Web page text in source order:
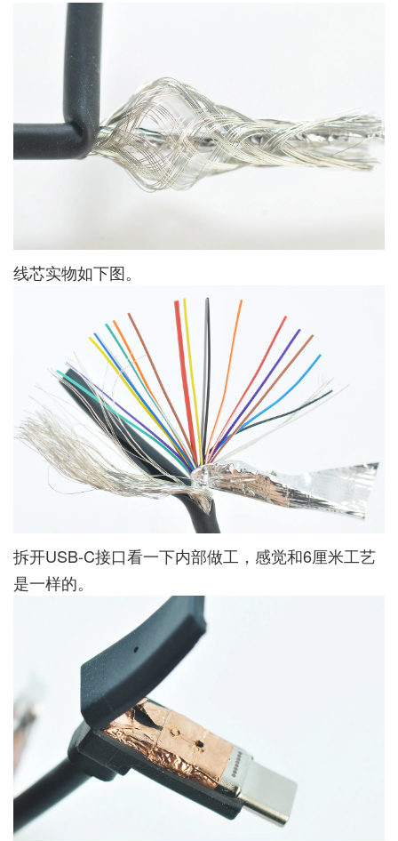
线芯实物如下图。
拆开USB-C接口看一下内部做工，感觉和6厘米工艺
是一样的。